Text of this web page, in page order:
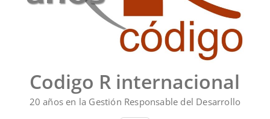
Codigo R internacional
20 años en la Gestión Responsable del Desarrollo